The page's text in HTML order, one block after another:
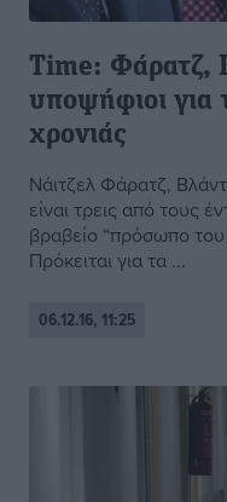
Τime: Φάρατζ,
υποψήφιοι για
χρονιάς
Νάιτζελ Φάρατζ,
είναι τρεις από τους
βραβείο “πρόσωπο
Πρόκειται για τα ...
06.12.16, 11:25